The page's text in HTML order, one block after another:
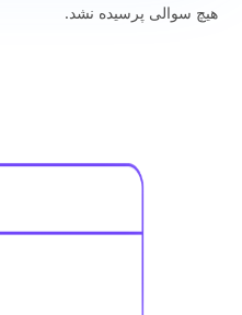
هیچ سوالی پرسیده نشد.